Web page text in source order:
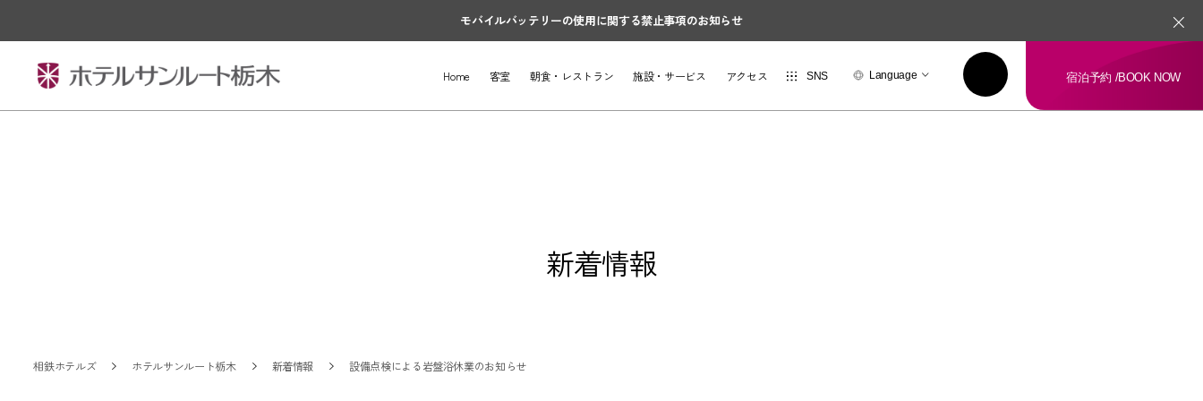
モバイルバッテリーの使用に関する禁止事項のお知らせ
Home 客室 朝食・レストラン 施設・サービス アクセス SNS Language 宿泊予約 /BOOK NOW
新着情報
相鉄ホテルズ ホテルサンルート栃木 新着情報 設備点検による岩盤浴休業のお知らせ